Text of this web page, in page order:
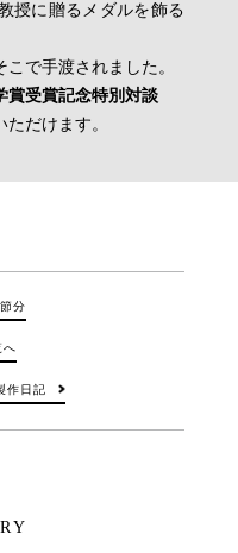
に贈るメダルを飾る
で手渡されました。
賞受賞記念特別対談
だけます。
分
へ
作日記